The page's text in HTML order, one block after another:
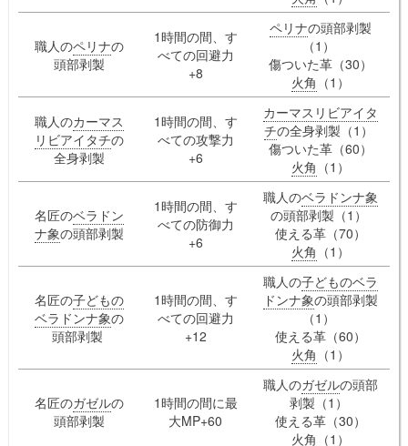
職人のペリナの
頭部剥製
1時間の間、す
べての回避力
+8
ペリナの頭部剥製
（1）
傷ついた革（30）
火角 （1）
職人のカーマス
リビアイタチの
全身剥製
1時間の間、す
べての攻撃力
+6
カーマスリビアイタ
チの全身剥製（1）
傷ついた革（60）
火角 （1）
名匠のベラドン
ナ象の頭部剥製
1時間の間、す
べての防御力
+6
職人のベラドンナ象
の頭部剥製（1）
使える革（70）
火角 （1）
名匠の子どもの
ベラドンナ象の
頭部剥製
1時間の間、す
べての回避力
+12
職人の子どものベラ
ドンナ象の頭部剥製
（1）
使える革（60）
火角 （1）
名匠のガゼルの
頭部剥製
1時間の間に最
大MP+60
職人のガゼルの頭部
剥製（1）
使える革（30）
火角 （1）